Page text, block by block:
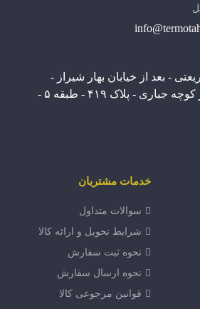
- بعد از خیابان بهار شیراز -
پایین تر از کوچه جباری - پلاک ۴۱۹ - طبقه ۵ -
خدمات مشتریان
سوالات متداول
شرایط تحویل و ارائه کالا
نحوه ثبت سفارش
نحوه ارسال سفارش
قوانین مرجوعی کالا